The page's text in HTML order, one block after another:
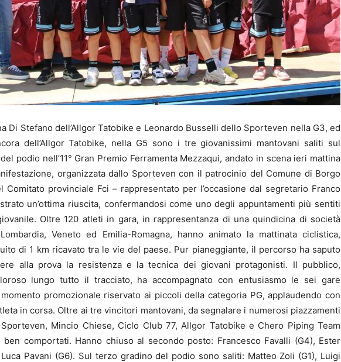
Di Stefano dell’Allgor Tatobike e Leonardo Busselli dello Sporteven nella G3, ed
dell’Allgor Tatobike, nella G5 sono i tre giovanissimi mantovani saliti sul
podio nell’11° Gran Premio Ferramenta Mezzaqui, andato in scena ieri mattina
organizzata dallo Sporteven con il patrocinio del Comune di Borgo
Comitato provinciale Fci – rappresentato per l’occasione dal segretario Franco
un’ottima riuscita, confermandosi come uno degli appuntamenti più sentiti
Oltre 120 atleti in gara, in rappresentanza di una quindicina di società
Veneto ed Emilia-Romagna, hanno animato la mattinata ciclistica,
di 1 km ricavato tra le vie del paese. Pur pianeggiante, il percorso ha saputo
alla prova la resistenza e la tecnica dei giovani protagonisti. Il pubblico,
lungo tutto il tracciato, ha accompagnato con entusiasmo le sei gare
promozionale riservato ai piccoli della categoria PG, applaudendo con
in corsa. Oltre ai tre vincitori mantovani, da segnalare i numerosi piazzamenti
Mincio Chiese, Ciclo Club 77, Allgor Tatobike e Chero Piping Team
comportati. Hanno chiuso al secondo posto: Francesco Favalli (G4), Ester
Pavani (G6). Sul terzo gradino del podio sono saliti: Matteo Zoli (G1), Luigi